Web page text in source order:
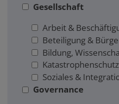
Gesellschaft
Arbeit &
Beteiligung &
Bildung,
Soziales &
Governance